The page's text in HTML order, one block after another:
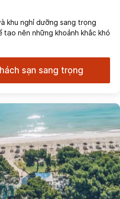
khu nghỉ dưỡng sang trọng
nên những khoảnh khắc khó
sạn sang trọng